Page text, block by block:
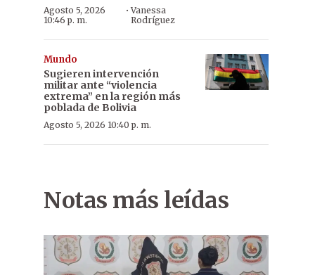
Agosto 5, 2026
10:46 p. m.
·Vanessa
Rodríguez
Mundo
Sugieren intervención
militar ante “violencia
extrema” en la región más
poblada de Bolivia
Agosto 5, 2026 10:40 p. m.
Notas más leídas